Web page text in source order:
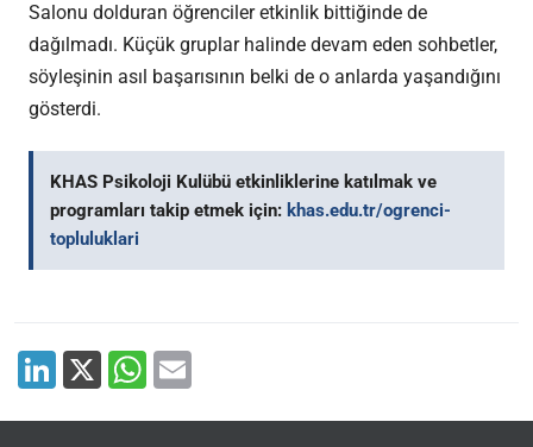
Salonu dolduran öğrenciler etkinlik bittiğinde de
dağılmadı. Küçük gruplar halinde devam eden sohbetler,
söyleşinin asıl başarısının belki de o anlarda yaşandığını
gösterdi.
KHAS Psikoloji Kulübü etkinliklerine katılmak ve
programları takip etmek için: khas.edu.tr/ogrenci-
topluluklari